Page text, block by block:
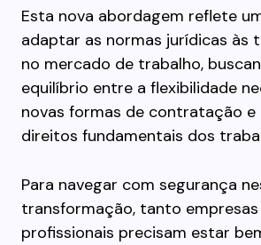
Esta nova abordagem reflete
adaptar as normas jurídicas às
no mercado de trabalho,
equilíbrio entre a flexibilidade
novas formas de contratação
direitos fundamentais dos
Para navegar com segurança
transformação, tanto
profissionais precisam estar